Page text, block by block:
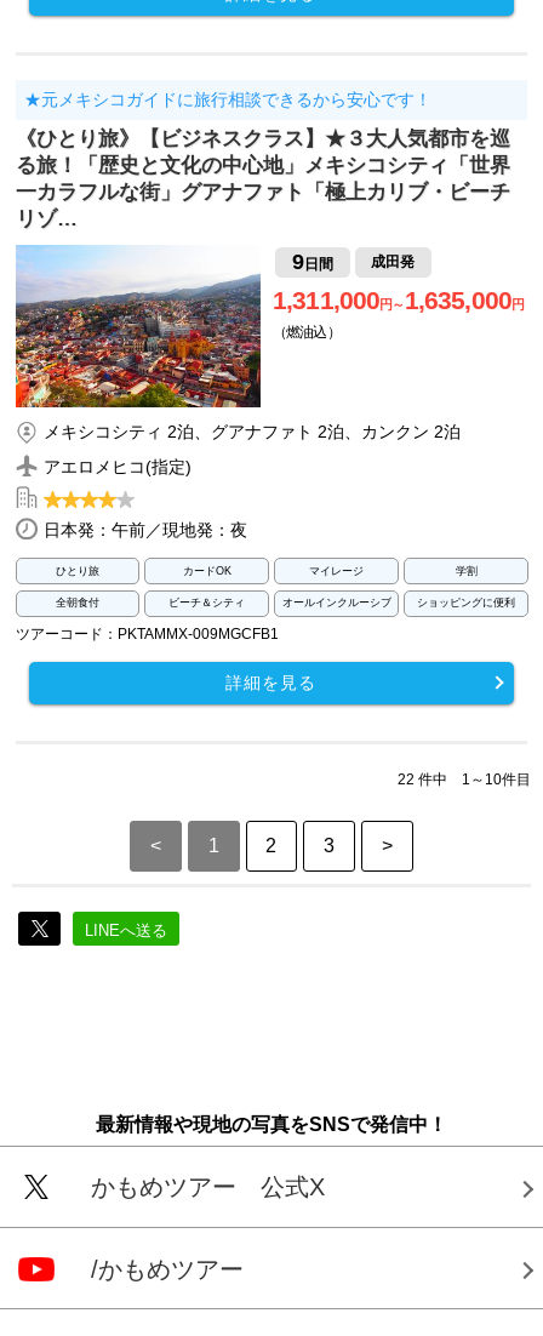
★元メキシコガイドに旅行相談できるから安心です！
《ひとり旅》【ビジネスクラス】★３大人気都市を巡
る旅！「歴史と文化の中心地」メキシコシティ「世界
一カラフルな街」グアナファト「極上カリブ・ビーチ
リゾ…
9日間 成田発
1,311,000円～ 1,635,000円
（燃油込）
メキシコシティ 2泊、グアナファト 2泊、カンクン 2泊
アエロメヒコ(指定)
日本発：午前／現地発：夜
ひとり旅 カードOK マイレージ 学割
全朝食付 ビーチ＆シティ オールインクルーシブ ショッピングに便利
ツアーコード：PKTAMMX-009MGCFB1
詳細を見る
22 件中 1～10件目
< 1 2 3 >
LINEへ送る
最新情報や現地の写真をSNSで発信中！
かもめツアー 公式X
/かもめツアー